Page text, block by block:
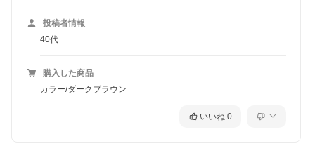
投稿者情報
40代
購入した商品
カラー/ダークブラウン
いいね 0